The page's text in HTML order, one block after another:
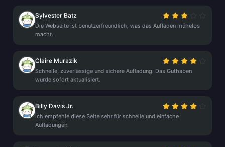
Sylvester Batz
Die Webseite ist benutzerfreundlich, was das Aufladen mühelos
macht.
Claire Murazik
Schnelle, zuverlässige und sichere Aufladung. Das Guthaben
wurde sofort aktualisiert.
Billy Davis Jr.
Ich empfehle diese Seite sehr für schnelle und einfache
Aufladungen.